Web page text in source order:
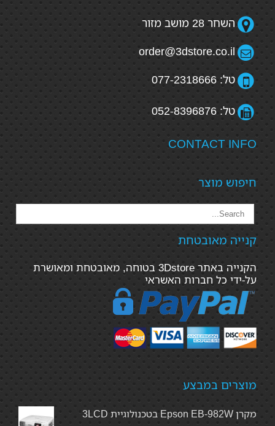
השחר 28 מושב מזור
order@3dstore.co.il
טל: 077-2318666
טל: 052-8396876
CONTACT INFO
חיפוש מוצר
קנייה מאובטחת
הקנייה באתר 3Dstore בטוחה, מאובטחת ומאושרת
על-ידי כל חברות האשראי
מוצרים במבצע
מקרן Epson EB-982W בטכנולוגיית 3LCD